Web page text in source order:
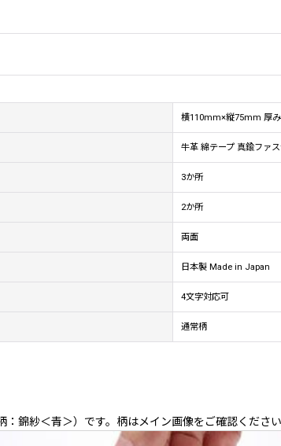
横110mm×縦75mm 厚
牛革 綿テープ 真鍮ファ
3か所
2か所
両面
日本製 Made in Japan
4文字対応可
通常柄
錦紗＜青＞）です。柄はメイン画像をご確認ください